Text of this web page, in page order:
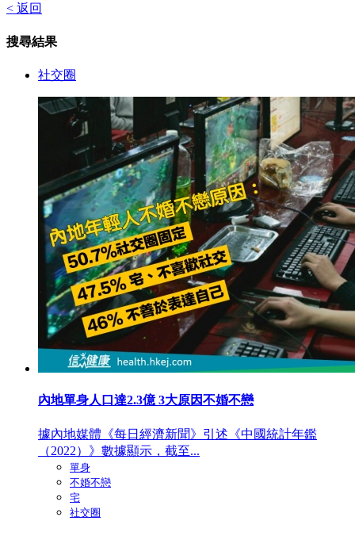
< 返回
搜尋結果
社交圈
內地單身人口達2.3億 3大原因不婚不戀
據內地媒體《每日經濟新聞》引述《中國統計年鑑
（2022）》數據顯示，截至...
單身
不婚不戀
宅
社交圈